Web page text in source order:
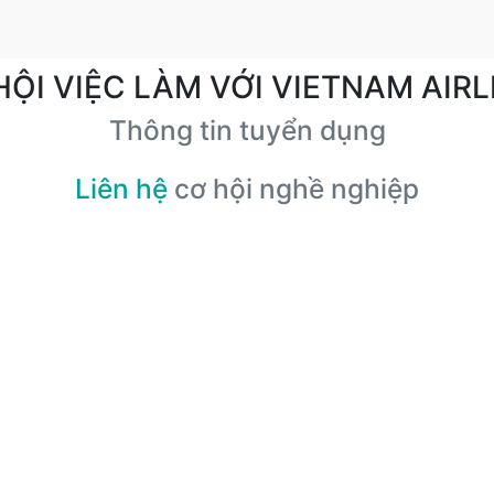
VIỆC LÀM VỚI VIETNAM
Thông tin tuyển dụng
Liên hệ cơ hội nghề nghiệp